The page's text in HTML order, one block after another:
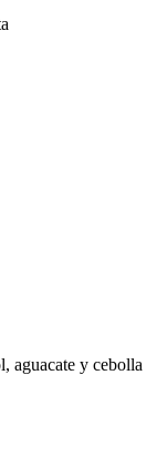
aguacate y cebolla